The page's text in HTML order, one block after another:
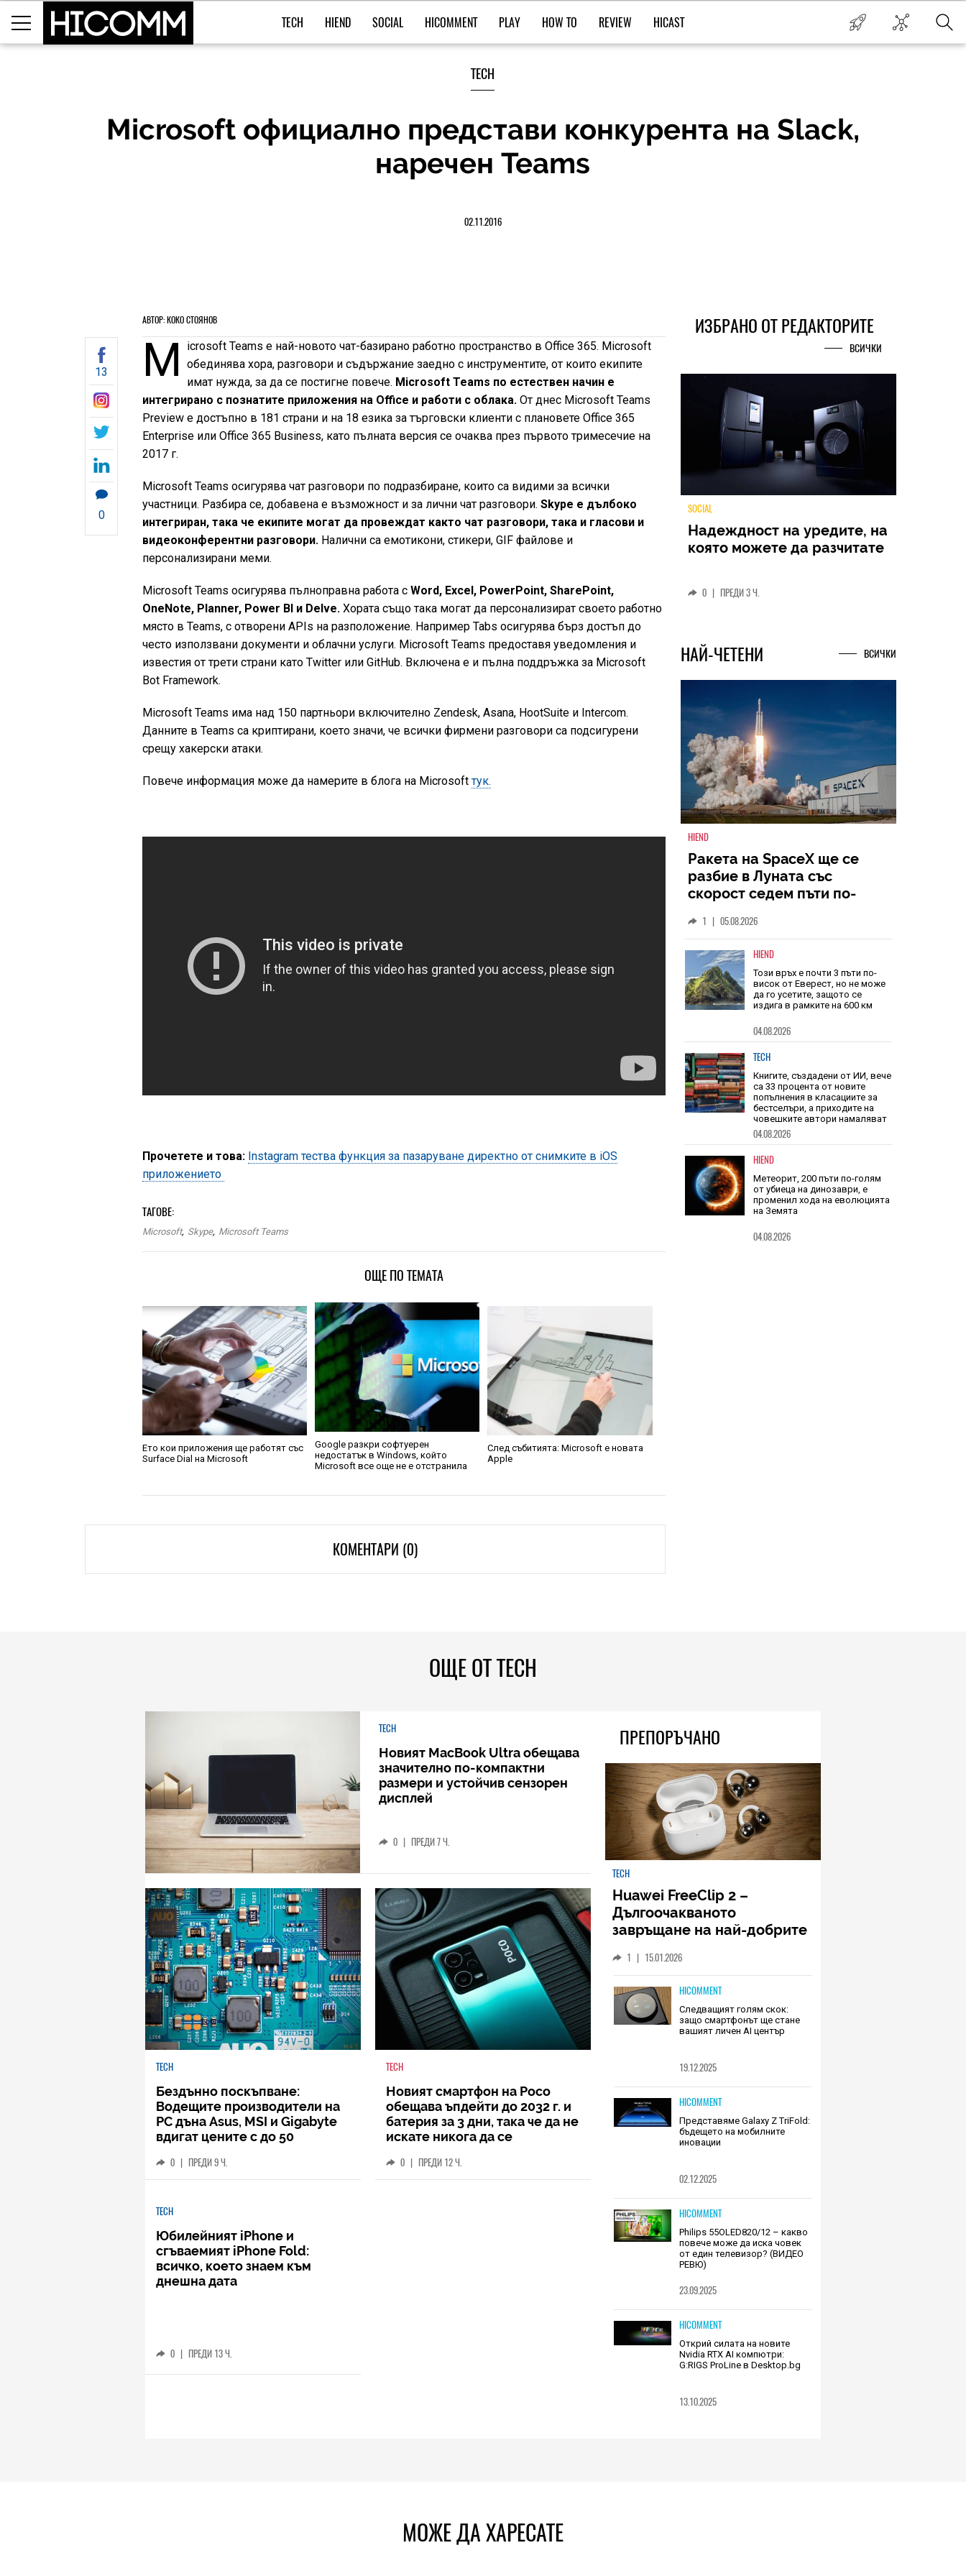
TECH HIEND SOCIAL HICOMMENT PLAY HOW TO REVIEW HICAST
TECH
Microsoft официално представи конкурента на Slack,
наречен Teams
02.11.2016
АВТОР: КОКО СТОЯНОВ
13
0
M
icrosoft Teams е най-новото чат-базирано работно пространство в Office 365. Microsoft
обединява хора, разговори и съдържание заедно с инструментите, от които екипите
имат нужда, за да се постигнe повече. Microsoft Teams по естествен начин е
интегрирано с познатите приложения на Office и работи с облака.От днес Microsoft Teams
Preview е достъпно в 181 страни и на 18 езика за търговски клиенти с плановете Office 365
Enterprise или Office 365 Business, като пълната версия се очаква през първото тримесечие на
2017 г.
Microsoft Teams осигурява чат разговори по подразбиране, които са видими за всички
участници. Разбира се, добавена е възможност и за лични чат разговори.Skype е дълбоко
интегриран, така че екипите могат да провеждат както чат разговори, така и гласови и
видеоконферентни разговори. Налични са емотикони, стикери, GIF файлове и
персонализирани меми.
Microsoft Teams осигурява пълноправна работа сWord, Excel, PowerPoint, SharePoint,
OneNote, Planner, Power BI и Delve.Хората също така могат да персонализират своето работно
място в Teams, с отворени APIs на разположение. Например Tabs осигурява бърз достъп до
често използвани документи и облачни услуги. Microsoft Teams предоставя уведомления и
известия от трети страни като Twitter или GitHub. Включена е и пълна поддръжка за Microsoft
Bot Framework.
Microsoft Teams има над 150 партньори включително Zendesk, Asana, HootSuite и Intercom.
Данните в Teams са криптирани, което значи, че всички фирмени разговори са подсигурени
срещу хакерски атаки.
Повече информация може да намерите в блога на Microsoftтук.
Прочетете и това: Instagram тества функция за пазаруване директно от снимките в iOS
приложението
ТАГОВЕ:
Microsoft, Skype, Microsoft Teams
ОЩЕ ПО ТЕМАТА
Ето кои приложения ще работят със
Surface Dial на Microsoft
Google разкри софтуерен
недостатък в Windows, който
Microsoft все още не е отстранила
След събитията: Microsoft е новата
Apple
КОМЕНТАРИ (0)
ИЗБРАНО ОТ РЕДАКТОРИТЕ
ВСИЧКИ
TECH
Ultra – ново име, познато
НАЙ-ЧЕТЕНИ
HIEND
Ракета на SpaceX ще се
разбие в Луната със
голяма от скоростта на
звука
| 05.08.2026
HIEND
Този връх е почти 3 пъти по-
да го усетите, защото се
издига в рамките на 600 км
04.08.2026
TECH
Книгите, създадени от ИИ, вече
са 33 процента от новите
попълнения в класациите за
бестселъри, а приходите на
човешките автори намаляват
04.08.2026
HIEND
променил хода на еволюцията
ОЩЕ ОТ TECH
TECH
Новият MacBook Ultra обещава
значително по-компактни
размери и устойчив сензорен
дисплей
0 | ПРЕДИ 7 Ч.
TECH
Бездънно поскъпване:
Водещите производители на
РС дъна Asus, MSI и Gigabyte
вдигат цените с до 50
0 | ПРЕДИ 9 Ч.
TECH
Новият смартфон на Poco
обещава ъпдейти до 2032 г. и
батерия за 3 дни, така че да не
искате никога да се
0 | ПРЕДИ 12 Ч.
TECH
Юбилейният iPhone и
сгъваемият iPhone Fold:
всичко, което знаем към
днешна дата
0 | ПРЕДИ 13 Ч.
ПРЕПОРЪЧАНО
TECH
Huawei FreeClip 2 –
Дългоочакваното
завръщане на най-добрите
1 | 15.01.2026
HICOMMENT
Следващият голям скок:
защо смартфонът ще стане
вашият личен AI център
19.12.2025
HICOMMENT
Представяме Galaxy Z TriFold:
бъдещето на мобилните
иновации
02.12.2025
HICOMMENT
Philips 55OLED820/12 – какво
повече може да иска човек
от един телевизор? (ВИДЕО
РЕВЮ)
23.09.2025
HICOMMENT
Открий силата на новите
Nvidia RTX AI компютри:
G:RIGS ProLine в Desktop.bg
13.10.2025
МОЖЕ ДА ХАРЕСАТЕ